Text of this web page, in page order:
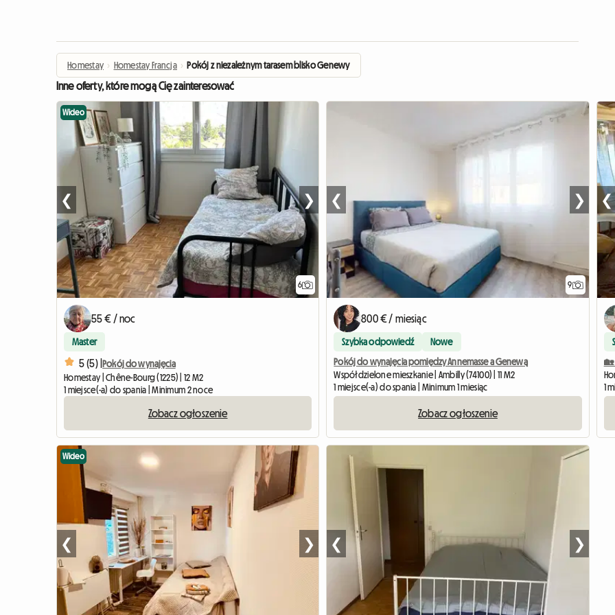
Homestay › Homestay Francja › Pokój z niezależnym tarasem blisko Genewy
Inne oferty, które mogą Cię zainteresować
6
Wideo
❮ ❯
55 € / noc
Master
5 (5) |Pokój do wynajęcia
Homestay | Chêne-Bourg (1225) | 12 M2
1 miejsce(-a) do spania | Minimum 2 noce
Zobacz ogłoszenie
9
❮ ❯
800 € / miesiąc
Szybka odpowiedź Nowe
Pokój do wynajęcia pomiędzy Annemasse a Genewą
Współdzielone mieszkanie | Ambilly (74100) | 11 M2
1 miejsce(-a) do spania | Minimum 1 miesiąc
Zobacz ogłoszenie
❮
🏡
1
Wideo
❮ ❯ ❮ ❯